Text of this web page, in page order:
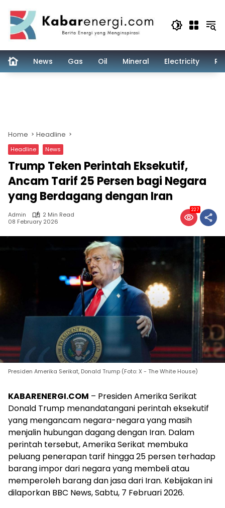
content
News Gas Oil Mineral Electricity
Home Headline
Headline News
Trump Teken Perintah Eksekutif,
Ancam Tarif 25 Persen bagi Negara
yang Berdagang dengan Iran
Admin
2 Min Read
08 February 2026
227
Presiden Amerika Serikat, Donald Trump (Foto: X - The White House)
KABARENERGI.COM – Presiden Amerika Serikat
Donald Trump menandatangani perintah eksekutif
yang mengancam negara-negara yang masih
menjalin hubungan dagang dengan Iran. Dalam
perintah tersebut, Amerika Serikat membuka
peluang penerapan tarif hingga 25 persen terhadap
barang impor dari negara yang membeli atau
memperoleh barang dan jasa dari Iran. Kebijakan ini
dilaporkan BBC News, Sabtu, 7 Februari 2026.